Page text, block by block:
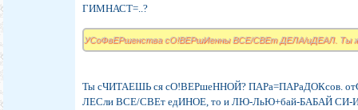
ГИМНАСТ=..?
УСоФвЕРшенства сО!ВЕРшИенны ВСЕ/СВЕт ДЕЛА/иДЕАЛ. Ты
Ты сЧИТАЕШЬ ся сО!ВЕРшеННОЙ? ПАРа=ПАРаДОКсов.
ЛЕСли ВСЕ/СВЕт едИНОЕ, то и ЛЮ-ЛьЮ+бай-БАБАЙ СИ-